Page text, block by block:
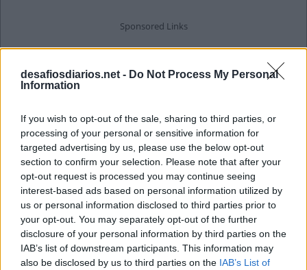
desafiosdiarios.net - Do Not Process My Personal
Information
If you wish to opt-out of the sale, sharing to third parties, or
processing of your personal or sensitive information for
targeted advertising by us, please use the below opt-out
section to confirm your selection. Please note that after your
opt-out request is processed you may continue seeing
interest-based ads based on personal information utilized by
us or personal information disclosed to third parties prior to
your opt-out. You may separately opt-out of the further
disclosure of your personal information by third parties on the
IAB’s list of downstream participants. This information may
also be disclosed by us to third parties on the IAB’s List of